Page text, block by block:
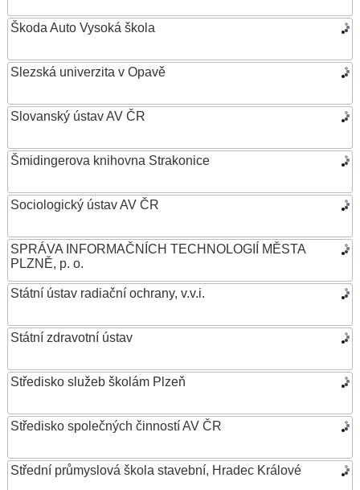
Škoda Auto Vysoká škola
Slezská univerzita v Opavě
Slovanský ústav AV ČR
Šmidingerova knihovna Strakonice
Sociologický ústav AV ČR
SPRÁVA INFORMAČNÍCH TECHNOLOGIÍ MĚSTA
PLZNĚ, p. o.
Státní ústav radiační ochrany, v.v.i.
Státní zdravotní ústav
Středisko služeb školám Plzeň
Středisko společných činností AV ČR
Střední průmyslová škola stavební, Hradec Králové